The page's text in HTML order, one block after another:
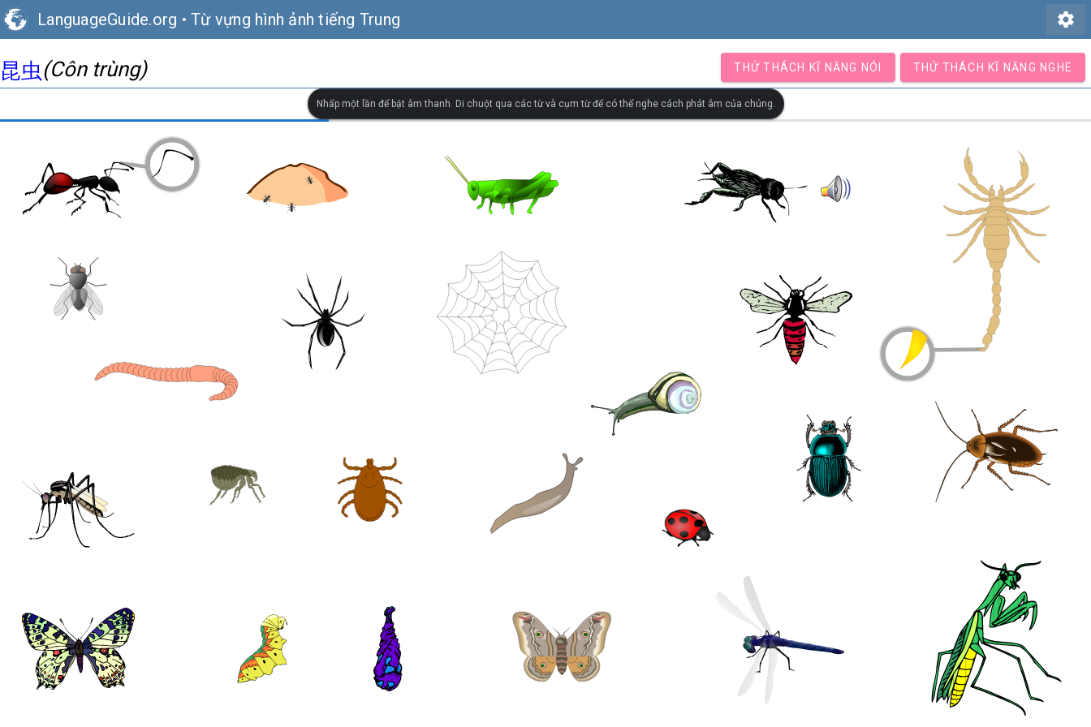
LanguageGuide.org • Từ vựng hình ảnh tiếng Trung settings
昆虫(Côn trùng) THỬ THÁCH KĨ NĂNG NÓI THỬ THÁCH KĨ NĂNG NGHE
Nhấp một lần để bật âm thanh. Di chuột qua các từ và cụm từ để có thể nghe cách phát âm của chúng.